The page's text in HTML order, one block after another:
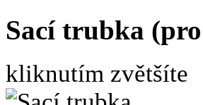
Sací trubka
kliknutím zvětšíte